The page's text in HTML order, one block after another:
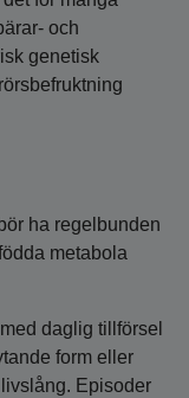
och
genetisk
ha regelbunden
metabola
daglig tillförsel
form eller
Episoder